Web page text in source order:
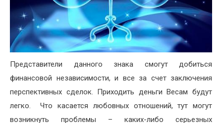
Представители данного знака смогут добиться
финансовой независимости, и все за счет заключения
перспективных сделок. Приходить деньги Весам будут
легко. Что касается любовных отношений, тут могут
возникнуть проблемы – каких-либо серьезных